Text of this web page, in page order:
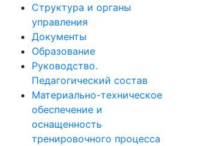
Структура и органы
управления
Документы
Образование
Руководство.
Педагогический состав
Материально-техническое
обеспечение и
оснащенность
тренировочного процесса